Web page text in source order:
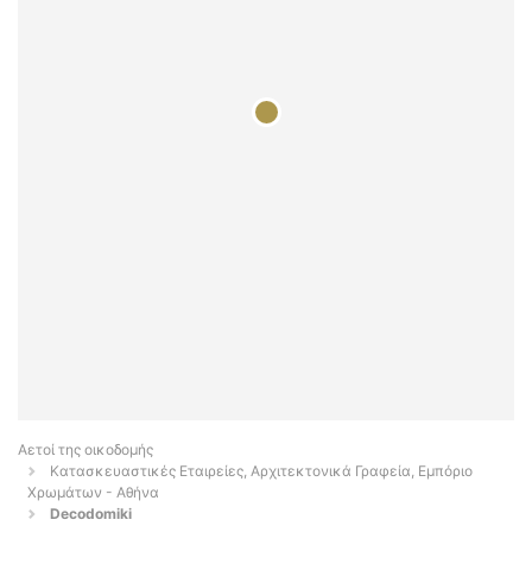
Αετοί της οικοδομής
Κατασκευαστικές Εταιρείες, Αρχιτεκτονικά Γραφεία, Εμπόριο
Χρωμάτων - Αθήνα
Decodomiki